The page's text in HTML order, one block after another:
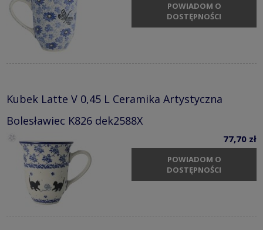
POWIADOM O
DOSTĘPNOŚCI
Kubek Latte V 0,45 L Ceramika Artystyczna
Bolesławiec K826 dek2588X
77,70 zł
POWIADOM O
DOSTĘPNOŚCI